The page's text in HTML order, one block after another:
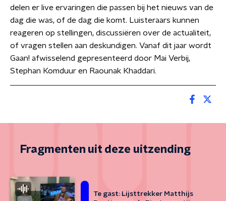
delen er live ervaringen die passen bij het nieuws van de
dag die was, of de dag die komt. Luisteraars kunnen
reageren op stellingen, discussiëren over de actualiteit,
of vragen stellen aan deskundigen. Vanaf dit jaar wordt
Gaan! afwisselend gepresenteerd door Mai Verbij,
Stephan Komduur en Raounak Khaddari.
Fragmenten uit deze uitzending
Te gast: Lijsttrekker Matthijs